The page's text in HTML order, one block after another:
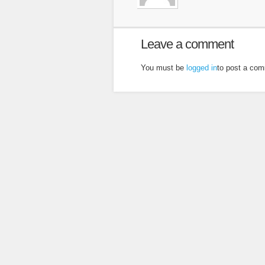
Leave a comment
You must be logged into post a